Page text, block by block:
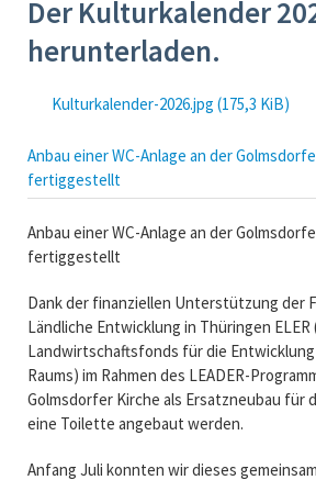
Der Kulturkalender
herunterladen.
Anbau einer WC-Anlage an der
fertiggestellt
Anbau einer WC-Anlage an der
Dank der finanziellen Unterstützung der
Ländliche Entwicklung in Thüringen ELER
Landwirtschaftsfonds für die
Raums) im Rahmen des LEADER-
Golmsdorfer Kirche als Ersatzneubau für